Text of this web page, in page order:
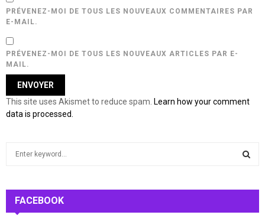
PRÉVENEZ-MOI DE TOUS LES NOUVEAUX COMMENTAIRES PAR
E-MAIL.
PRÉVENEZ-MOI DE TOUS LES NOUVEAUX ARTICLES PAR E-
MAIL.
This site uses Akismet to reduce spam. Learn how your comment
data is processed.
FACEBOOK